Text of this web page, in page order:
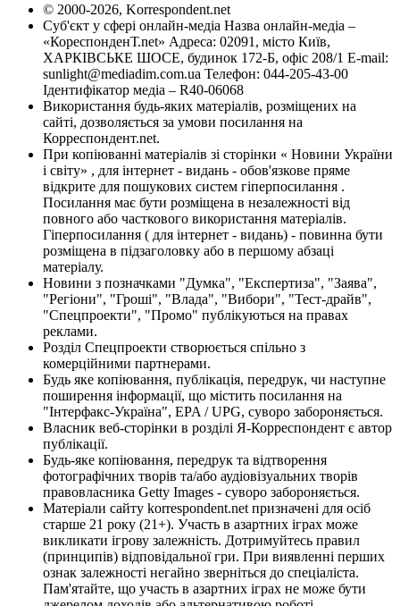
© 2000-2026, Korrespondent.net
Суб'єкт у сфері онлайн-медіа Назва онлайн-медіа –
«КореспонденТ.net» Адреса: 02091, місто Київ,
ХАРКІВСЬКЕ ШОСЕ, будинок 172-Б, офіс 208/1 E-mail:
sunlight@mediadim.com.ua Телефон: 044-205-43-00
Ідентифікатор медіа – R40-06068
Використання будь-яких матеріалів, розміщених на
сайті, дозволяється за умови посилання на
Корреспондент.net.
При копіюванні матеріалів зі сторінки « Новини України
і світу» , для інтернет - видань - обов'язкове пряме
відкрите для пошукових систем гіперпосилання .
Посилання має бути розміщена в незалежності від
повного або часткового використання матеріалів.
Гіперпосилання ( для інтернет - видань) - повинна бути
розміщена в підзаголовку або в першому абзаці
матеріалу.
Новини з позначками "Думка", "Експертиза", "Заява",
"Регіони", "Гроші", "Влада", "Вибори", "Тест-драйв",
"Спецпроекти", "Промо" публікуються на правах
реклами.
Розділ Спецпроекти створюється спільно з
комерційними партнерами.
Будь яке копіювання, публікація, передрук, чи наступне
поширення інформації, що містить посилання на
"Інтерфакс-Україна", EPA / UPG, суворо забороняється.
Власник веб-сторінки в розділі Я-Корреспондент є автор
публікації.
Будь-яке копіювання, передрук та відтворення
фотографічних творів та/або аудіовізуальних творів
правовласника Getty Images - суворо забороняється.
Матеріали сайту korrespondent.net призначені для осіб
старше 21 року (21+). Участь в азартних іграх може
викликати ігрову залежність. Дотримуйтесь правил
(принципів) відповідальної гри. При виявленні перших
ознак залежності негайно зверніться до спеціаліста.
Пам'ятайте, що участь в азартних іграх не може бути